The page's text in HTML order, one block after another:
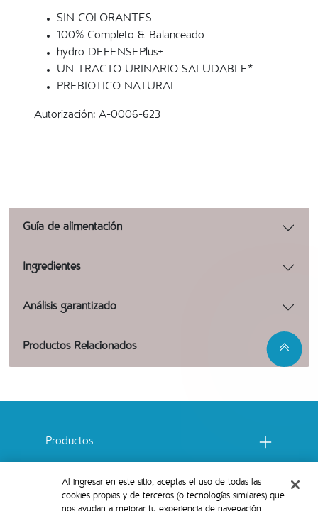
SIN COLORANTES
100% Completo & Balanceado
hydro DEFENSEPlus+
UN TRACTO URINARIO SALUDABLE*
PREBIOTICO NATURAL
Autorización: A-0006-623
Guía de alimentación
Ingredientes
Análisis garantizado
Productos Relacionados
Productos
Comprometidos con el planeta
Al ingresar en este sitio, aceptas el uso de todas las
cookies propias y de terceros (o tecnologías similares) que